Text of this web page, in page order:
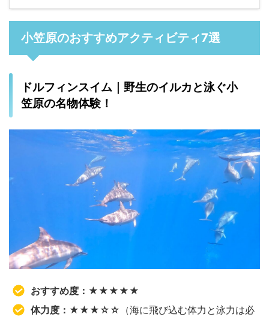
小笠原のおすすめアクティビティ7選
ドルフィンスイム｜野生のイルカと泳ぐ小
笠原の名物体験！
おすすめ度：★★★★★
体力度：★★★☆☆ （海に飛び込む体力と泳力は必